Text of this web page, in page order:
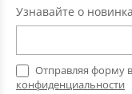
Узнавайте о
Отправляя форму
конфиденциальности